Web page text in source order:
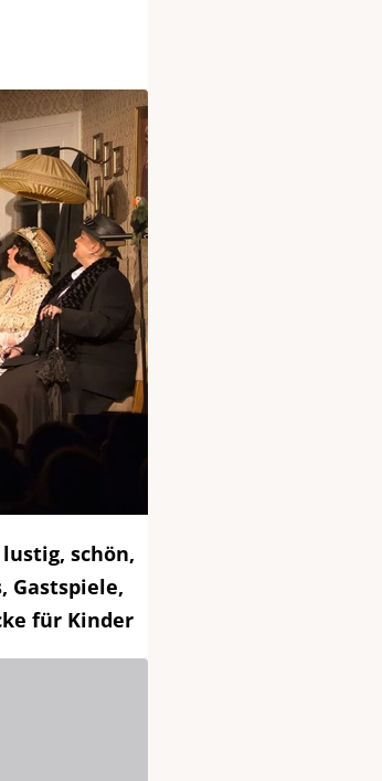
schön,
Gastspiele,
für Kinder